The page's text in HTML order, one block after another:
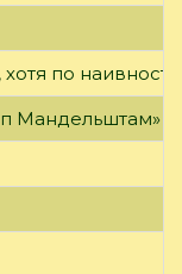
по
Мандельштам»